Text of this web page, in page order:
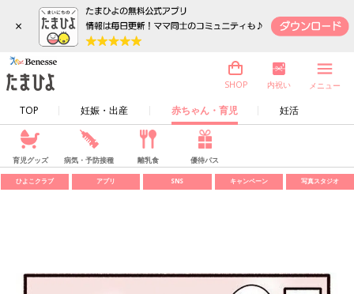
×
TOP 妊娠・出産 赤ちゃん・育児 妊活
SHOP 内祝い メニュー
育児グッズ 病気・予防接種 離乳食 優待パス
ひよこクラブ アプリ SNS キャンペーン 写真スタジオ